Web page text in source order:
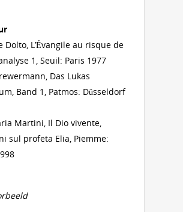
Dolto, L’Évangile au risque de
1, Seuil: Paris 1977
Das Lukas
Band 1, Patmos: Düsseldorf
Martini, Il Dio vivente,
sul profeta Elia, Piemme: